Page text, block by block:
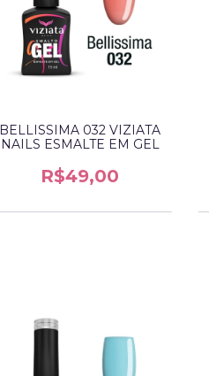
BELLISSIMA 032 VIZIATA
NAILS ESMALTE EM GEL
R$49,00